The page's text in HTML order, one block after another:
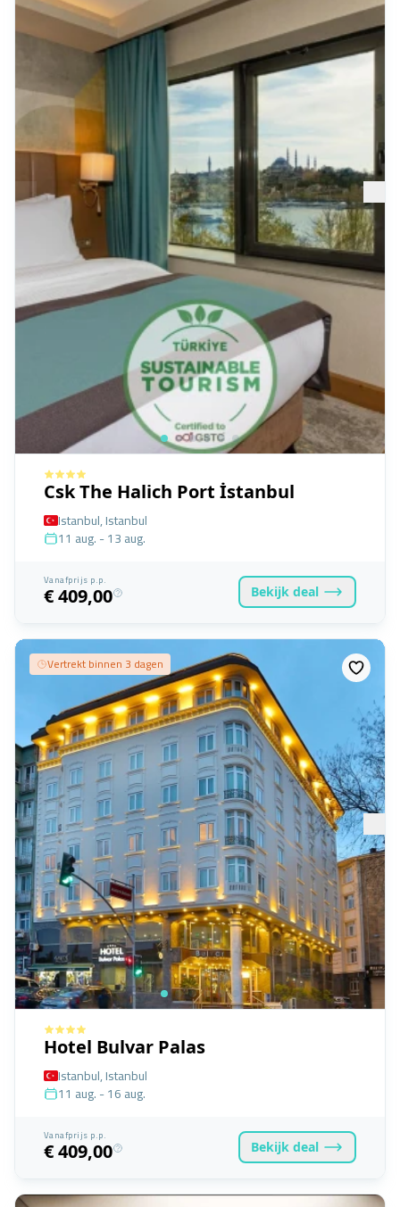
Csk The Halich Port İstanbul
Istanbul, Istanbul
11 aug. - 13 aug.
Vanafprijs p.p.
€ 409,00 Bekijk deal
Vertrekt binnen 3 dagen
Hotel Bulvar Palas
Istanbul, Istanbul
11 aug. - 16 aug.
Vanafprijs p.p.
€ 409,00 Bekijk deal